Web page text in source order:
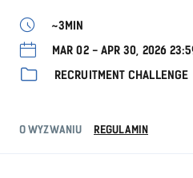
~3MIN
MAR 02 - APR 30, 2026
RECRUITMENT CHALLENGE
O WYZWANIU REGULAMIN